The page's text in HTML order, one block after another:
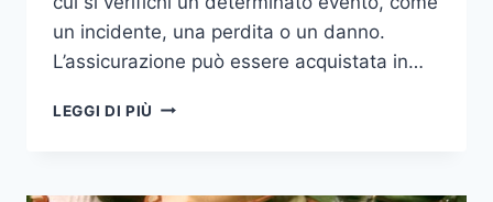
un incidente, una perdita o un danno.
L’assicurazione può essere acquistata in…
LEGGI DI PIÙ L
PAGARE